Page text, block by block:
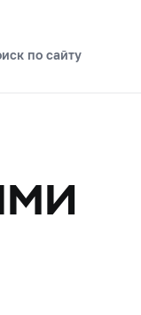
по сайту